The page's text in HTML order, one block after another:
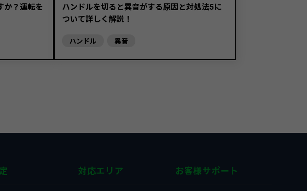
か？運転を
ハンドルを切ると異音がする原因と対処法5に
ついて詳しく解説！
ハンドル 異音
対応エリア お客様サポート